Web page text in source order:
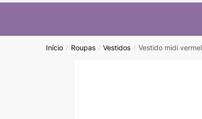
Início / Roupas / Vestidos / Vestido midi